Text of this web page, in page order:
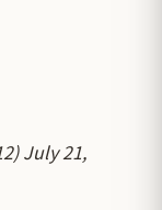
July 21,